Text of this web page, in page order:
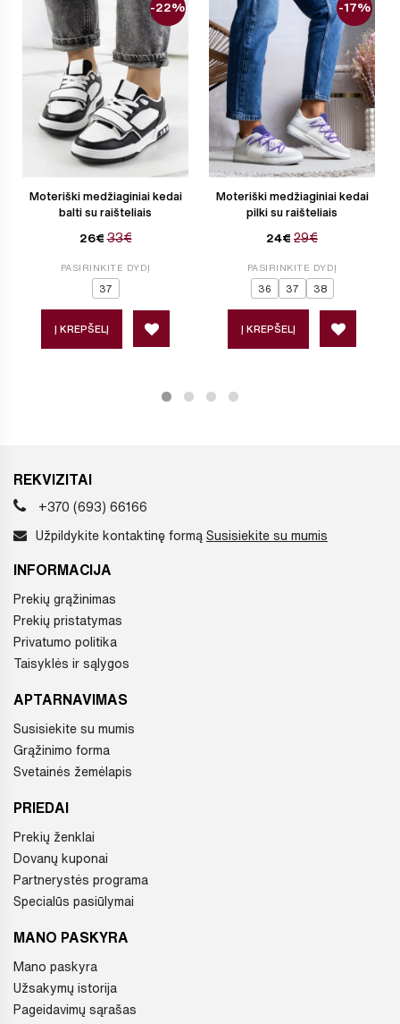
Moteriški medžiaginiai kedai
balti su raišteliais
26€ 33€
-22%
PASIRINKITE DYDĮ
37
Į KREPŠELĮ
Moteriški medžiaginiai kedai
pilki su raišteliais
24€ 29€
-17%
PASIRINKITE DYDĮ
36 37 38
Į KREPŠELĮ
REKVIZITAI
+370 (693) 66166
Užpildykite kontaktinę formą Susisiekite su mumis
INFORMACIJA
Prekių grąžinimas
Prekių pristatymas
Privatumo politika
Taisyklės ir sąlygos
APTARNAVIMAS
Susisiekite su mumis
Grąžinimo forma
Svetainės žemėlapis
PRIEDAI
Prekių ženklai
Dovanų kuponai
Partnerystės programa
Specialūs pasiūlymai
MANO PASKYRA
Mano paskyra
Užsakymų istorija
Pageidavimų sąrašas